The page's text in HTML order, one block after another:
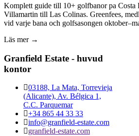
Komplett guide till 10+ golfbanor pa
Villamartin till Las Colinas. Greenfees,
vid varje bana och golfsasongen
Läs mer →
Granfield Estate - huvud
kontor
03188, La Mata, Torrevieja
(Alicante), Av. Bélgica 1,
C.C. Parquemar
+34 865 44 33 33
info@granfield-estate.com
granfield-estate.com